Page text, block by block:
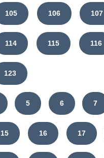
105 106 107
114 115 116
123
5 6 7
15 16 17